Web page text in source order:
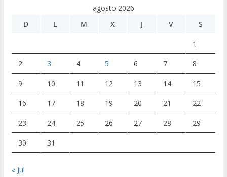
agosto 2026
D
L M X J V S
1
2 3 4 5 6 7 8
9 10 11 12 13 14 15
16 17 18 19 20 21 22
23 24 25 26 27 28 29
30 31
« Jul